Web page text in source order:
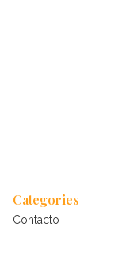
Categories
Contacto